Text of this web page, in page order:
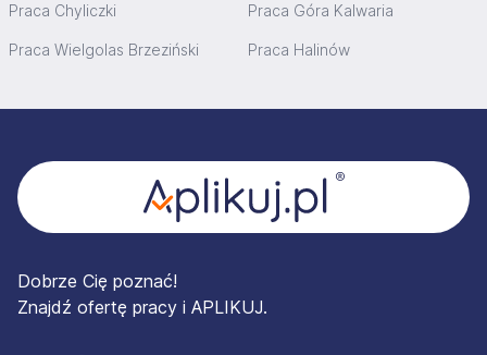
Praca Chyliczki Praca Góra Kalwaria
Praca Wielgolas Brzeziński Praca Halinów
Dobrze Cię poznać!
Znajdź ofertę pracy i APLIKUJ.